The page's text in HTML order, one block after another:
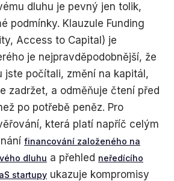
dluhu je pevný jen tolik,
podmínky. Klauzule Funding
Access to Capital) je
je nejpravděpodobnější, že
jste počítali, změní na kapitál,
zadržet, a odměňuje čtení před
po potřebě peněz. Pro
která platí napříč celým
financování založeného na
dluhu a přehled neředícího
startupy ukazuje kompromisy